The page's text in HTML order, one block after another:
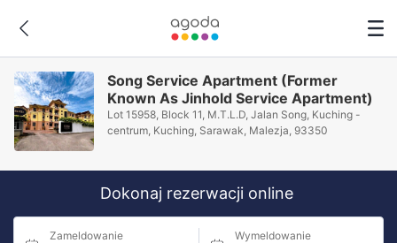
Song Service Apartment (Former
Known As Jinhold Service Apartment)
Lot 15958, Block 11, M.T.L.D, Jalan Song, Kuching -
centrum, Kuching, Sarawak, Malezja, 93350
Dokonaj rezerwacji online
Zameldowanie Wymeldowanie